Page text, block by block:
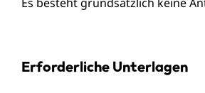
Erforderliche Unterlagen